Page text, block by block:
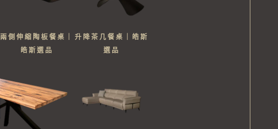
兩側伸縮陶板餐桌｜
皓斯選品
升降茶几餐桌｜皓斯
選品